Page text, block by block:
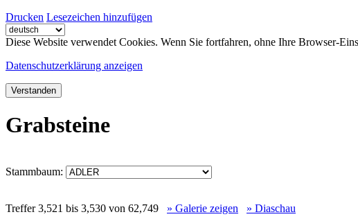
Drucken Lesezeichen hinzufügen
Diese Website verwendet Cookies. Wenn Sie fortfahren, ohne Ihre Browser-
Datenschutzerklärung anzeigen
Verstanden
Grabsteine
Stammbaum:
Treffer 3,521 bis 3,530 von 62,749 » Galerie zeigen » Diaschau